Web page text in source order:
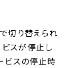
切り替えられ
スが停止し
ビスの停止時